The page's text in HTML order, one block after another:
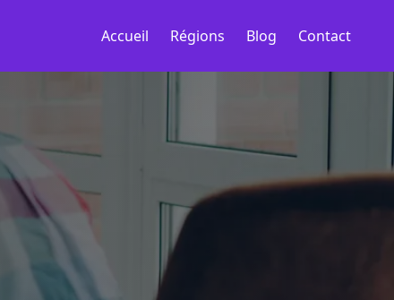
Accueil Régions Blog Contact